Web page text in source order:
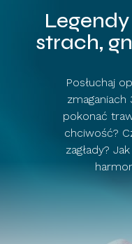
strach,
Posłuchaj
zmaganiach
pokonać
chciwość?
zagłady?